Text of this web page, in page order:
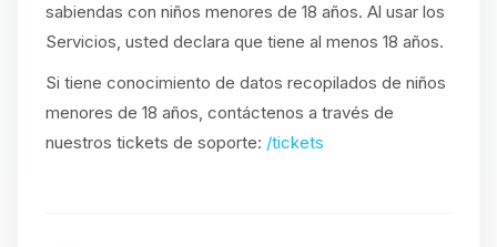
sabiendas con niños menores de 18 años. Al usar los
Servicios, usted declara que tiene al menos 18 años.
Si tiene conocimiento de datos recopilados de niños
menores de 18 años, contáctenos a través de
nuestros tickets de soporte: /tickets